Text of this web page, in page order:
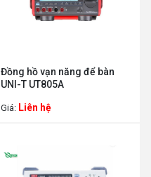
Đồng hồ vạn năng để bàn
UNI-T UT805A
Giá: Liên hệ